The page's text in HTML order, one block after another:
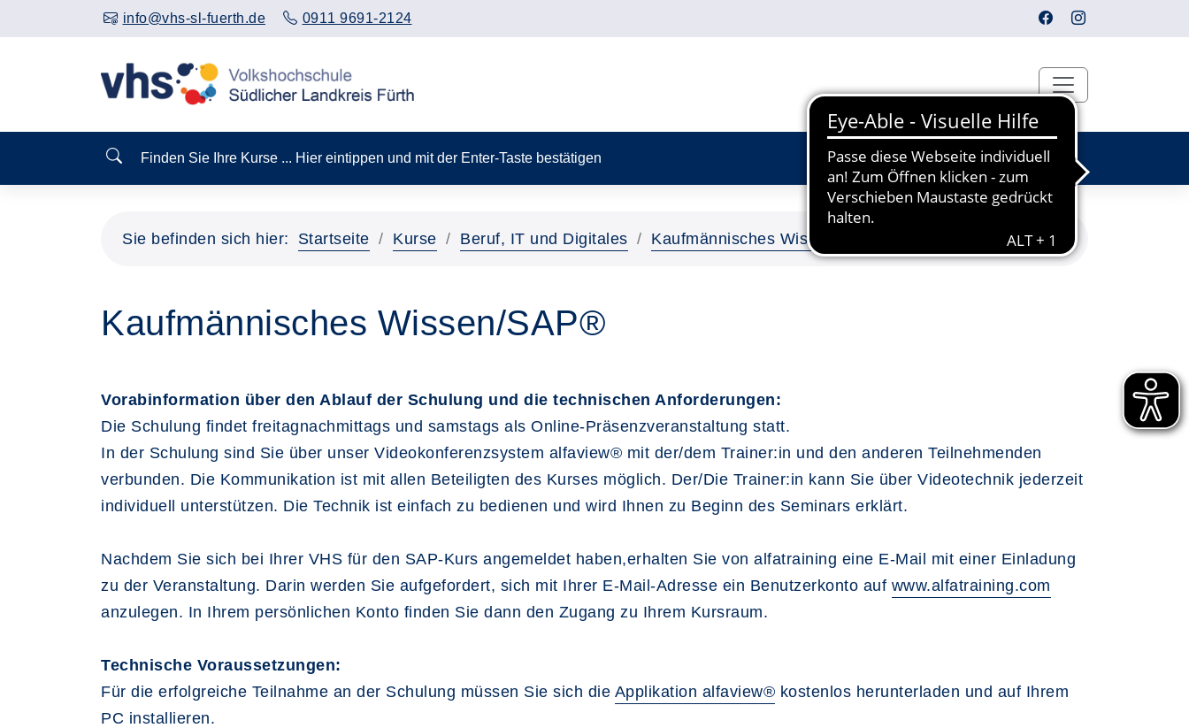
info@vhs-sl-fuerth.de 0911 9691-2124
Finden Sie Ihre Kurse ... Hier eintippen und mit der Enter-Taste bestätigen
Sie befinden sich hier: Startseite Kurse Beruf, IT und Digitales Kaufmännisches Wissen/SAP®
Kaufmännisches Wissen/SAP®
Vorabinformation über den Ablauf der Schulung und die technischen Anforderungen:
Die Schulung findet freitagnachmittags und samstags als Online-Präsenzveranstaltung statt.
In der Schulung sind Sie über unser Videokonferenzsystem alfaview® mit der/dem Trainer:in und den anderen Teilnehmenden
verbunden. Die Kommunikation ist mit allen Beteiligten des Kurses möglich. Der/Die Trainer:in kann Sie über Videotechnik jederzeit
individuell unterstützen. Die Technik ist einfach zu bedienen und wird Ihnen zu Beginn des Seminars erklärt.
Nachdem Sie sich bei Ihrer VHS für den SAP-Kurs angemeldet haben,erhalten Sie von alfatraining eine E-Mail mit einer Einladung
zu der Veranstaltung. Darin werden Sie aufgefordert, sich mit Ihrer E-Mail-Adresse ein Benutzerkonto auf www.alfatraining.com
anzulegen. In Ihrem persönlichen Konto finden Sie dann den Zugang zu Ihrem Kursraum.
Technische Voraussetzungen:
Für die erfolgreiche Teilnahme an der Schulung müssen Sie sich die Applikation alfaview® kostenlos herunterladen und auf Ihrem
PC installieren.